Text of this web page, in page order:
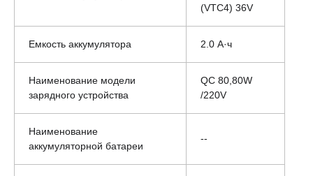
(VTC4) 36V
Емкость аккумулятора 2.0 А·ч
Наименование модели
зарядного устройства
QC 80,80W
/220V
Наименование
аккумуляторной батареи
--